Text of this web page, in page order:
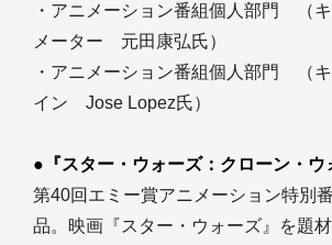
・アニメーション番組個人部門 （
メーター 元田康弘氏）
・アニメーション番組個人部門 （
イン Jose Lopez氏）
●『スター・ウォーズ：クローン・ウ
第40回エミー賞アニメーション特別
品。映画『スター・ウォーズ』を題